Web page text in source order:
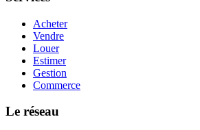
Acheter
Vendre
Louer
Estimer
Gestion
Commerce
Le réseau